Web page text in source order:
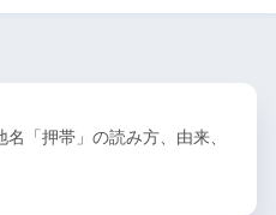
「押帯」の読み方、由来、